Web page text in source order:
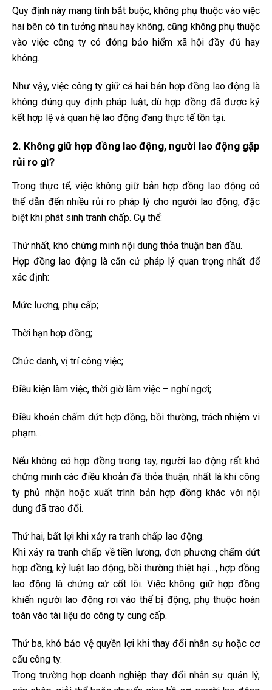
Quy định này mang tính bắt buộc, không phụ thuộc vào việc
hai bên có tin tưởng nhau hay không, cũng không phụ thuộc
vào việc công ty có đóng bảo hiểm xã hội đầy đủ hay
không.
Như vậy, việc công ty giữ cả hai bản hợp đồng lao động là
không đúng quy định pháp luật, dù hợp đồng đã được ký
kết hợp lệ và quan hệ lao động đang thực tế tồn tại.
2. Không giữ hợp đồng lao động, người lao động gặp
rủi ro gì?
Trong thực tế, việc không giữ bản hợp đồng lao động có
thể dẫn đến nhiều rủi ro pháp lý cho người lao động, đặc
biệt khi phát sinh tranh chấp. Cụ thể:
Thứ nhất, khó chứng minh nội dung thỏa thuận ban đầu.
Hợp đồng lao động là căn cứ pháp lý quan trọng nhất để
xác định:
Mức lương, phụ cấp;
Thời hạn hợp đồng;
Chức danh, vị trí công việc;
Điều kiện làm việc, thời giờ làm việc – nghỉ ngơi;
Điều khoản chấm dứt hợp đồng, bồi thường, trách nhiệm vi
phạm…
Nếu không có hợp đồng trong tay, người lao động rất khó
chứng minh các điều khoản đã thỏa thuận, nhất là khi công
ty phủ nhận hoặc xuất trình bản hợp đồng khác với nội
dung đã trao đổi.
Thứ hai, bất lợi khi xảy ra tranh chấp lao động.
Khi xảy ra tranh chấp về tiền lương, đơn phương chấm dứt
hợp đồng, kỷ luật lao động, bồi thường thiệt hại…, hợp đồng
lao động là chứng cứ cốt lõi. Việc không giữ hợp đồng
khiến người lao động rơi vào thế bị động, phụ thuộc hoàn
toàn vào tài liệu do công ty cung cấp.
Thứ ba, khó bảo vệ quyền lợi khi thay đổi nhân sự hoặc cơ
cấu công ty.
Trong trường hợp doanh nghiệp thay đổi nhân sự quản lý,